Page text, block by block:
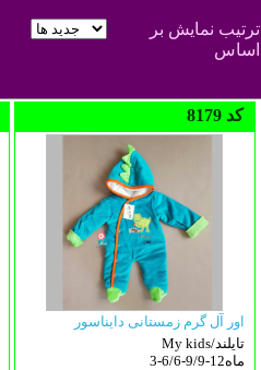
ترتيب نمايش بر
اساس
8179 کد
اور آل گرم زمستانی دایناسور
My kids/تایلند
3-6/6-9/9-12ماه